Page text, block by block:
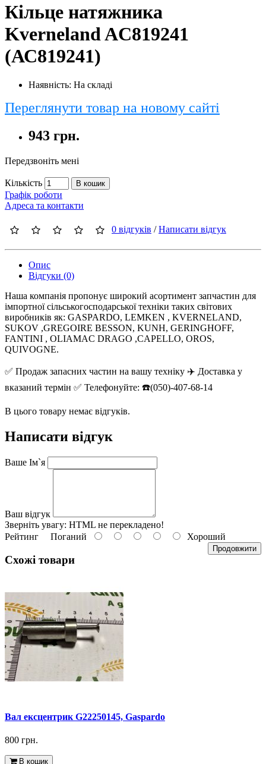
Кільце натяжника
Kverneland AC819241
(АС819241)
Наявність: На складі
Переглянути товар на новому сайті
943 грн.
Передзвоніть мені
Кількість В кошик
Графік роботи
Адреса та контакти
0 відгуків /Написати відгук
Опис
Відгуки (0)
Наша компанія пропонує широкий асортимент запчастин для
імпортної сільськогосподарської техніки таких світових
виробників як: GASPARDO, LEMKEN , KVERNELAND,
SUKOV ,GREGOIRE BESSON, KUNH, GERINGHOFF,
FANTINI , OLIAMAC DRAGO ,CAPELLO, OROS,
QUIVOGNE.
✅ Продаж запасних частин на вашу техніку ✈️ Доставка у
вказаний термін ✅ Телефонуйте: ☎️(050)-407-68-14
В цього товару немає відгуків.
Написати відгук
Ваше Ім`я
Ваш відгук
Зверніть увагу: HTML не перекладено!
Рейтинг Поганий Хороший
Продовжити
Схожі товари
Вал ексцентрик G22250145, Gaspardo
800 грн.
В кошик